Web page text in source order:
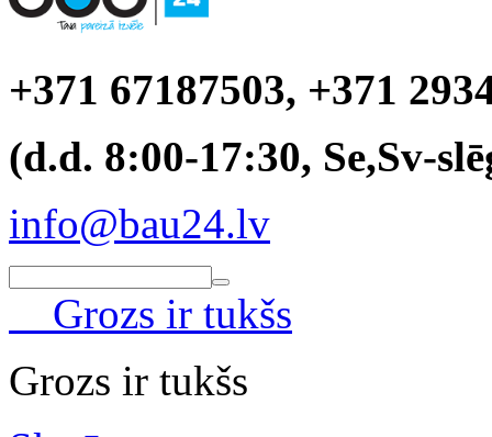
+371 67187503, +371
(d.d. 8:00-17:30, Se,Sv-
info@bau24.lv
Grozs ir tukšs
Grozs ir tukšs